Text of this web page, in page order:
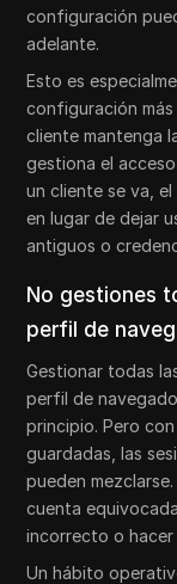
configuración
adelante.
Esto es
configuración
cliente mantenga
gestiona el
un cliente se va,
en lugar de dejar
antiguos o
No gestiones
perfil de
Gestionar todas
perfil de
principio. Pero
guardadas, las
pueden
cuenta
incorrecto o hacer
Un hábito